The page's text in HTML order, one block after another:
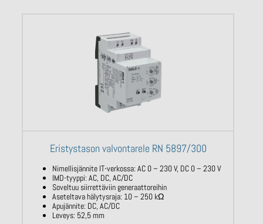
Eristystason valvontarele RN 5897/300
Nimellisjännite IT-verkossa: AC 0 – 230V, DC 0 – 230 V
IMD-tyyppi: AC, DC, AC/DC
Soveltuu siirrettäviin generaattoreihin
Aseteltava hälytysraja: 10 – 250 kΩ
Apujännite: DC, AC/DC
Leveys: 52,5 mm